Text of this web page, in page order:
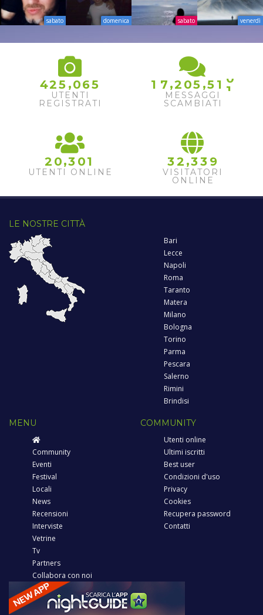
sabato domenica sabato venerdì
425 ,065
UTENTI
REGISTRATI
1 7 ,2 05 ,5 1 1
MESSAGGI
SCAMBIATI
2 0,3 01
UTENTI ONLINE
32 ,33 9
VISITATORI
ONLINE
LE NOSTRE CITTÀ
Bari
Lecce
Napoli
Roma
Taranto
Matera
Milano
Bologna
Torino
Parma
Pescara
Salerno
Rimini
Brindisi
MENU
Community
Eventi
Festival
Locali
News
Recensioni
Interviste
Vetrine
Tv
Partners
Collabora con noi
COMMUNITY
Utenti online
Ultimi iscritti
Best user
Condizioni d'uso
Privacy
Cookies
Recupera password
Contatti